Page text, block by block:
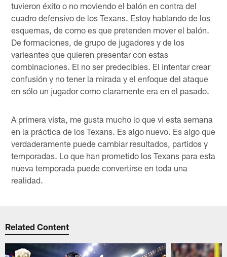
tuvieron éxito o no moviendo el balón en contra del
cuadro defensivo de los Texans. Estoy hablando de los
esquemas, de como es que pretenden mover el balón.
De formaciones, de grupo de jugadores y de los
varieantes que quieren presentar con estas
combinaciones. El no ser predecibles. El intentar crear
confusión y no tener la mirada y el enfoque del ataque
en sólo un jugador como claramente era en el pasado.
A primera vista, me gusta mucho lo que vi esta semana
en la práctica de los Texans. Es algo nuevo. Es algo que
verdaderamente puede cambiar resultados, partidos y
temporadas. Lo que han prometido los Texans para esta
nueva temporada puede convertirse en toda una
realidad.
Related Content